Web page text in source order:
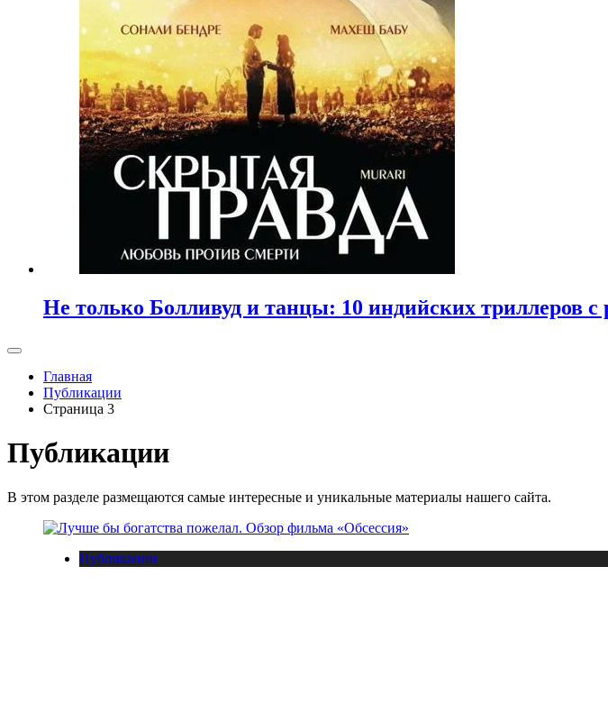
Не только Болливуд и танцы: 10 индийских триллеров
Главная
Публикации
Страница 3
Публикации
В этом разделе размещаются самые интересные и уникальные материалы нашего сайта.
Публикации